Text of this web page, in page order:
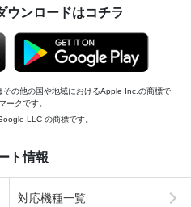
ウンロードはコチラ
の他の国や地域におけるApple Inc.の商標で
ークです。
LLC の商標です。
ト情報
対応機種一覧